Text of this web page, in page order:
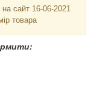
сайт 16-06-2021
товара